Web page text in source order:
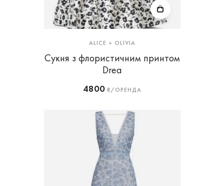
ALICE + OLIVIA
Сукня з флористичним принтом
Drea
4800₴/ОРЕНДА